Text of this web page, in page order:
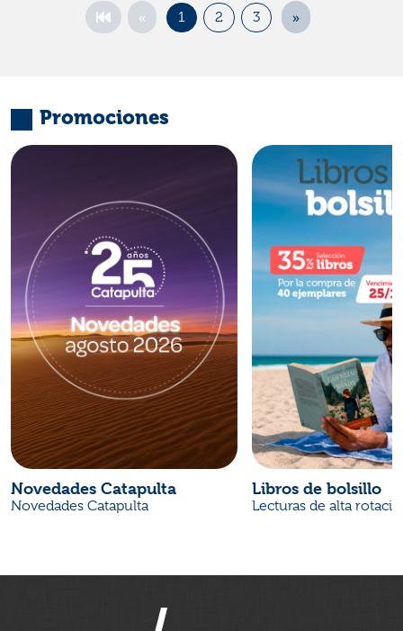
« 1 2 3 »
Promociones
Novedades Catapulta
Novedades Catapulta
Libros de bolsillo
Lecturas de alta